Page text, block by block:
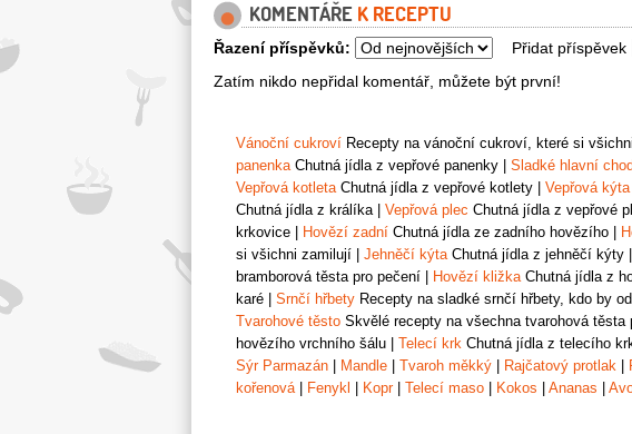
KOMENTÁŘE K RECEPTU
Přidat příspěvek
Řazení příspěvků:
Zatím nikdo nepřidal komentář, můžete být první!
Vánoční cukroví Recepty na vánoční cukroví, které si
panenkaChutná jídla z vepřové panenky Sladké hlavní
Vepřová kotletaChutná jídla z vepřové kotlety Vepřová kýta
Chutná jídla z králíka| Vepřová plec Chutná jídla z vepřové
krkovice
Hovězí zadní Chutná jídla ze zadního hovězího
si všichni zamilují
Jehněčí kýtaChutná jídla z jehněčí kýty
bramborová těsta pro pečení
Hovězí kližkaChutná jídla z
karé
Srnčí hřbety Recepty na sladké srnčí hřbety, kdo by
Tvarohové těsto Skvělé recepty na všechna tvarohová těsta
hovězího vrchního šálu
Telecí krk Chutná jídla z telecího
Sýr Parmazán
Mandle Tvaroh měkký Rajčatový protlak
kořenová| Fenykl Kopr| Telecí maso Kokos Ananas